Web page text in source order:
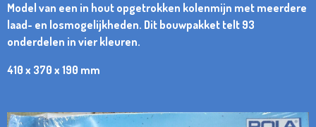
Model van een in hout opgetrokken kolenmijn met meerdere
laad- en losmogelijkheden. Dit bouwpakket telt 93
onderdelen in vier kleuren.
410 x 370 x 190 mm